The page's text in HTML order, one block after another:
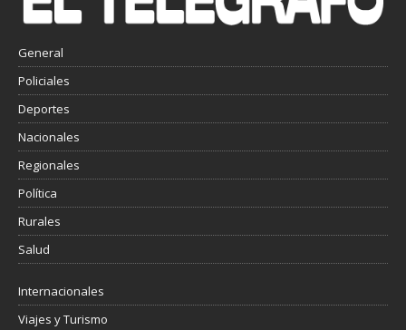
General
Policiales
Deportes
Nacionales
Regionales
Política
Rurales
Salud
Internacionales
Viajes y Turismo